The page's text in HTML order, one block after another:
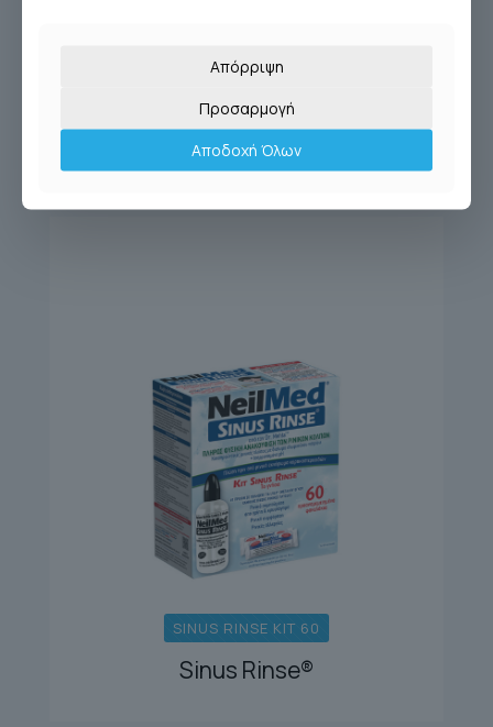
SINUS RINSE KIT 10
Sinus Rinse®
SINUS RINSE KIT 60
Sinus Rinse®
Απόρριψη
Προσαρμογή
Αποδοχή Όλων